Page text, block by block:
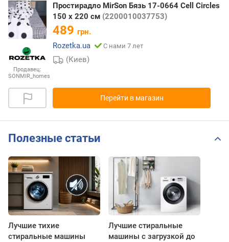
Продавец:
SONMIR_homes
Простирадло MirSon Бязь 17-0664 Cell Circles
150 х 220 см (2200010037753)
489 грн.
Rozetka.ua
С нами 7 лет
(Киев)
Перейти в магазин
Полезные статьи
Лучшие тихие
стиральные машины
Лучшие стиральные
машины с загрузкой до